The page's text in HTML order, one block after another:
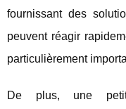
fournissant des
peuvent réagir
particulièrement
De plus, une